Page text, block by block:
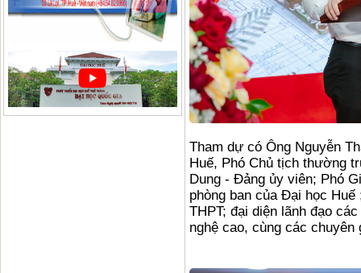
Tham dự có Ông Nguyễn
Huế, Phó Chủ tịch thường
Dung - Đảng ủy viên; Phó
phòng ban của Đại học
THPT; đại diện lãnh đạo
nghệ cao, cùng các